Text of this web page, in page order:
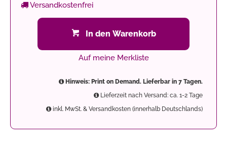
Versandkostenfrei
In den Warenkorb
Auf meine Merkliste
Hinweis: Print on Demand. Lieferbar in 7 Tagen.
Lieferzeit nach Versand: ca. 1-2 Tage
inkl. MwSt. & Versandkosten (innerhalb Deutschlands)